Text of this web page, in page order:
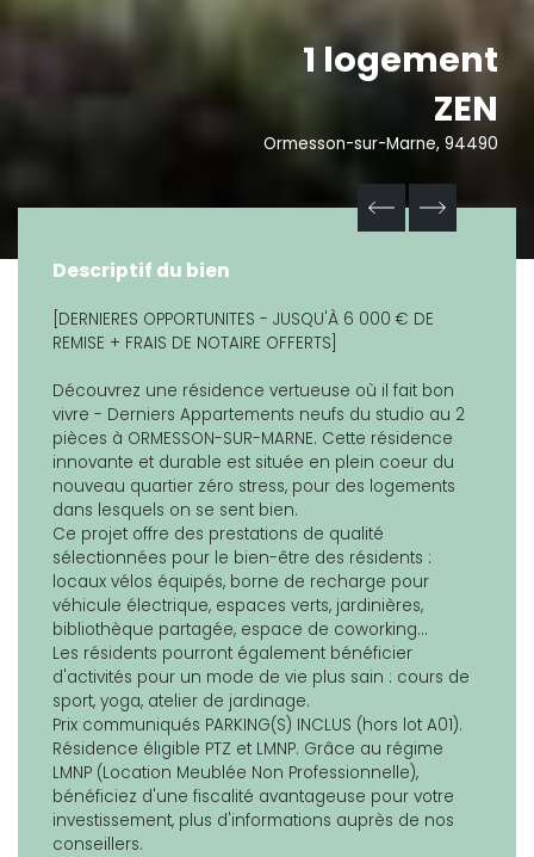
1 logement
ZEN
Ormesson-sur-Marne, 94490
Descriptif du bien
[DERNIERES OPPORTUNITES - JUSQU'À 6 000 € DE
REMISE + FRAIS DE NOTAIRE OFFERTS]
Découvrez une résidence vertueuse où il fait bon
vivre - Derniers Appartements neufs du studio au 2
pièces à ORMESSON-SUR-MARNE. Cette résidence
innovante et durable est située en plein coeur du
nouveau quartier zéro stress, pour des logements
dans lesquels on se sent bien.
Ce projet offre des prestations de qualité
sélectionnées pour le bien-être des résidents :
locaux vélos équipés, borne de recharge pour
véhicule électrique, espaces verts, jardinières,
bibliothèque partagée, espace de coworking...
Les résidents pourront également bénéficier
d'activités pour un mode de vie plus sain : cours de
sport, yoga, atelier de jardinage.
Prix communiqués PARKING(S) INCLUS (hors lot A01).
Résidence éligible PTZ et LMNP. Grâce au régime
LMNP (Location Meublée Non Professionnelle),
bénéficiez d'une fiscalité avantageuse pour votre
investissement, plus d'informations auprès de nos
conseillers.